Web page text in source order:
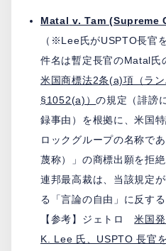
Matal v. Tam (Supreme
（※Lee氏がUSPTO長官
件名は暫定長官のMatal氏
米国商標法2条(a)項（ラ
§1052(a)）の規定（誹謗
録事由）を根拠に、米国
ロックグループの名称で
蔑称）」の商標出願を拒
連邦最高裁は、当該規定
る「言論の自由」に反す
【参考】ジェトロ米国
K. Lee 氏、USPTO 長官